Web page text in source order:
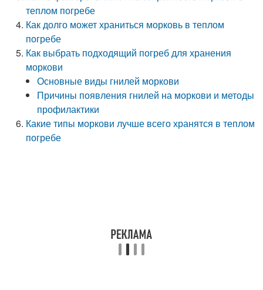
теплом погребе
Как долго может храниться морковь в теплом
погребе
Как выбрать подходящий погреб для хранения
моркови
Основные виды гнилей моркови
Причины появления гнилей на моркови и методы
профилактики
Какие типы моркови лучше всего хранятся в теплом
погребе